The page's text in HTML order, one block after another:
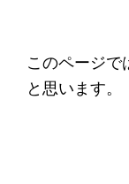
このページで
と思います。